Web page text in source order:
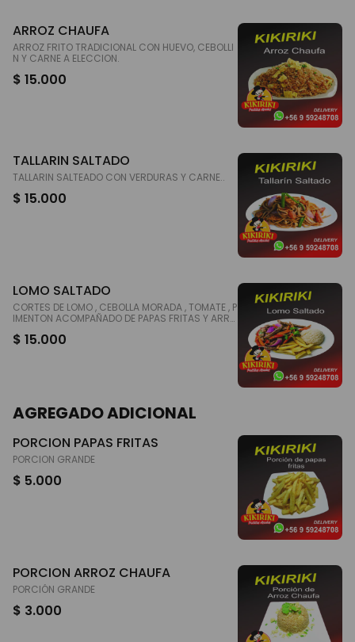
ARROZ CHAUFA
ARROZ FRITO TRADICIONAL CON HUEVO, CEBOLLI
N Y CARNE A ELECCION.
$ 15.000
TALLARIN SALTADO
TALLARIN SALTEADO CON VERDURAS Y CARNE..
$ 15.000
LOMO SALTADO
CORTES DE LOMO , CEBOLLA MORADA , TOMATE , P
IMENTON ACOMPAÑADO DE PAPAS FRITAS Y ARRO
$ 15.000
AGREGADO ADICIONAL
PORCION PAPAS FRITAS
PORCION GRANDE
$ 5.000
PORCION ARROZ CHAUFA
PORCIÓN GRANDE
$ 3.000